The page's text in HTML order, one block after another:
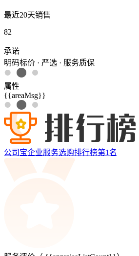
最近20天销售
82
承诺
明码标价 · 严选 · 服务质保
属性
{{areaMsg}}
公司宝企业服务选购排行榜第1 名